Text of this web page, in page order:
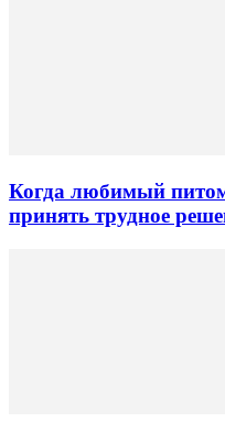
Когда любимый
принять трудное